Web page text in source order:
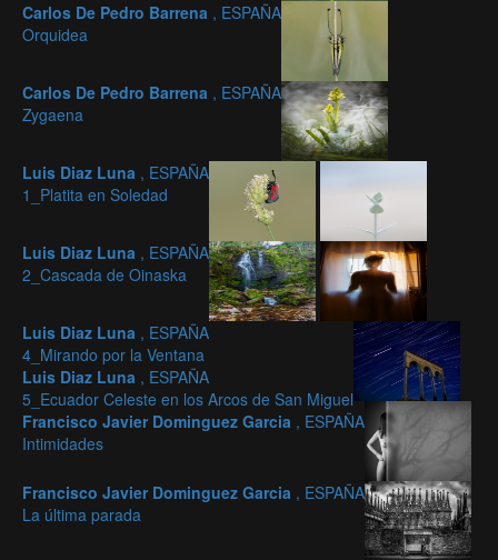
Carlos De Pedro Barrena , ESPAÑA
Orquidea
Carlos De Pedro Barrena , ESPAÑA
Zygaena
Luis Diaz Luna , ESPAÑA
1_Platita en Soledad
Luis Diaz Luna , ESPAÑA
2_Cascada de Oinaska
Luis Diaz Luna , ESPAÑA
4_Mirando por la Ventana
Luis Diaz Luna , ESPAÑA
5_Ecuador Celeste en los Arcos de San Miguel
Francisco Javier Dominguez Garcia , ESPAÑA
Intimidades
Francisco Javier Dominguez Garcia , ESPAÑA
La última parada